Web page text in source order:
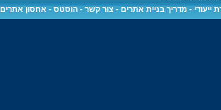
ייעודי -מדריך בניית אתרים -צור קשר -הוסטס - אחסון אתרים